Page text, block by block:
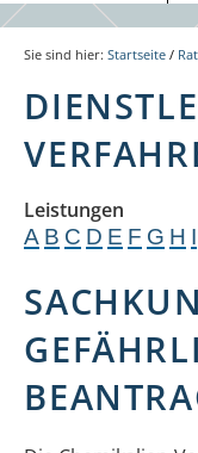
Sie sind hier:Startseite /
Leistungen
A B C D E F G H I